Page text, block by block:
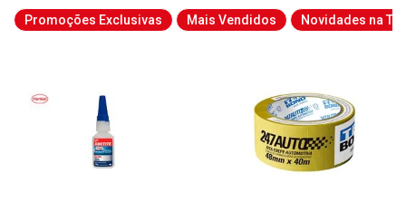
Promoções Exclusivas Mais Vendidos Novidades na